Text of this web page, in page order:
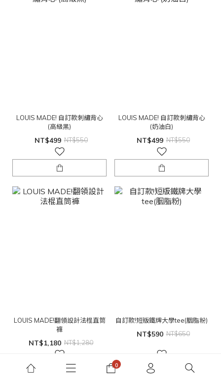
LOUIS MADE! 自訂款刺繡背心
(高級黑)
NT$499 NT$550
LOUIS MADE! 自訂款刺繡背心
(奶油白)
NT$499 NT$550
LOUIS MADE!翻領設計法棍直筒
褲
NT$1,180 NT$1,280
自訂款!短版鐵牌大學tee(胭脂粉)
NT$590 NT$650